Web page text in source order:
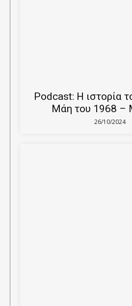
Podcast: Η ιστορία
Μάη του 1968 –
26/10/2024